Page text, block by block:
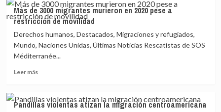
La
ONU
condena
ataques
en
que
causan
100
muertos
Más de 3000 migrantes murieron en 2020 pese a
restricción de movilidad
Derechos humanos, Destacados, Migraciones y refugiados,
Mundo, Naciones Unidas, Últimas Noticias Rescatistas de SOS
Méditerranée...
Leer másLeer
Más
de
Pandillas violentas atizan la migración centroamericana